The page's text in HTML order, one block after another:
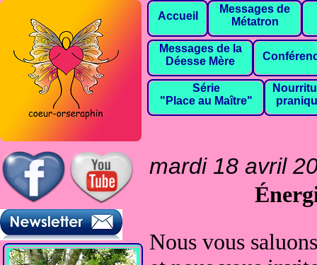
Accueil
Messages de
Métatron
Messages de la
Déesse Mère
Série
"Place au Maître"
mardi 18 avril
Nous vous